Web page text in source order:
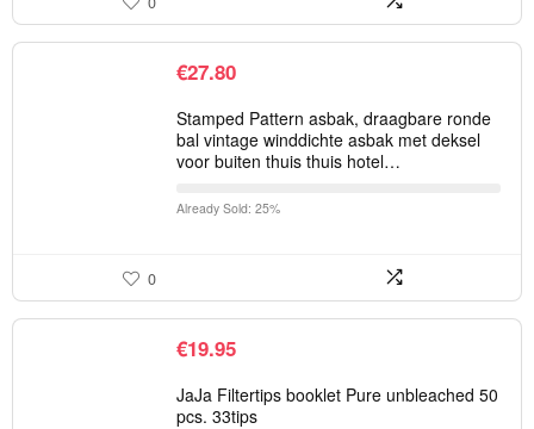
€27.80
Stamped Pattern asbak, draagbare ronde
bal vintage winddichte asbak met deksel
voor buiten thuis thuis hotel…
Already Sold: 25%
0
€19.95
JaJa Filtertips booklet Pure unbleached 50
pcs. 33tips